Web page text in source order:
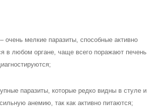
очень мелкие паразиты, способные активно
в любом органе, чаще всего поражают печень
паразиты, которые редко видны в стуле и
анемию, так как активно питаются;